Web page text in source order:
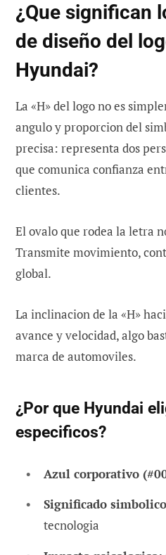
¿Que significan
de diseño del
Hyundai?
La «H» del logo no es
angulo y proporcion del
precisa: representa dos
que comunica confianza
clientes.
El ovalo que rodea la letra
Transmite movimiento,
global.
La inclinacion de la «H»
avance y velocidad, algo
marca de automoviles.
¿Por que Hyundai
especificos?
Azul corporativo
Significado
tecnologia